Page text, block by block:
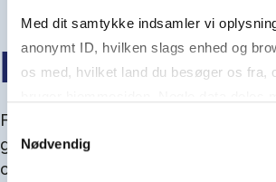
Med dit samtykke indsamler vi
anonymt ID, hvilken slags enhed og
os med, hvilket land du besøger os fra,
markedsføring. Du bestemmer selv -
Samtykkevalg
Nødvendig
IN­FO­MØ­DER OM
Fra september kan du del­tage i
gel­se, hvor vi gu­i­der dig igen­nem
ces­sen, og for­tæl­ler om kvo­te 1